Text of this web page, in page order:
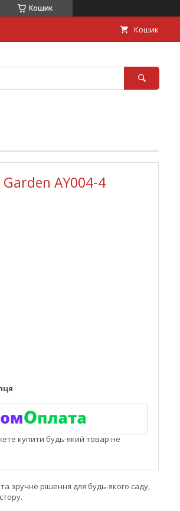
Кошик
Кошик
AY004-4
купити будь-який товар не
зручне рішення для будь-якого саду,